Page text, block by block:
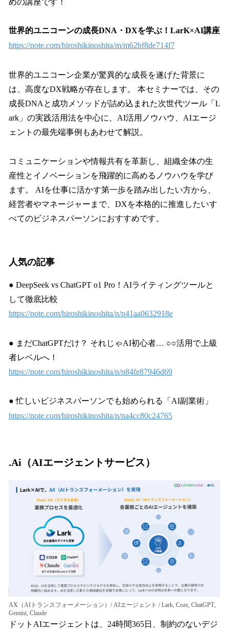
世界的ユニコーンの成長DNA・DXを学ぶ！LarK×AI講座
https://note.com/hiroshikinoshita/m/m62bf8de714f7
世界的ユニコーン企業が驚異的な成長を遂げた背景に
は、高度なDX戦略が存在します。 本セミナーでは、その
成長DNAと成功メソッドが詰め込まれた次世代ツール「L
ark」の実践活用法を中心に、AI活用ノウハウ、AIエージ
ェントの最先端事例もあわせて解説。
コミュニケーションや情報共有を革新し、組織全体の生
産性とイノベーションを飛躍的に高めるノウハウを学び
ます。 AIを仕事に活かす第一歩を踏み出したい方から、
経営者やマネージャーまで、DXを本格的に推進したいす
べてのビジネスパーソンにおすすめです。
人気の記事
● DeepSeek vs ChatGPT o1 Pro！AIライティングツールと
して徹底比較
https://note.com/hiroshikinoshita/n/n41aa0632918e
● まだChatGPTだけ？ それじゃAI初心者… ○○活用で上級
者レベルへ！
https://note.com/hiroshikinoshita/n/n84fe87946d69
● 忙しいビジネスパーソンでも始められる「AI副業術」
https://note.com/hiroshikinoshita/n/na4cc80c24765
.Ai（AIエージェントサービス）
AX（AIトランスフォーメーション）/ AIエージェント / Lark, Coze, ChatGPT,
Gemini, Claude
ドットAIエージェントは、24時間365日、制約のないデジ